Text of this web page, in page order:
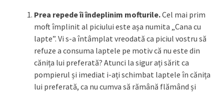
Prea repede îi îndeplinim mofturile.Cel mai prim
moft împlinit al piciului este așa numita „Cana cu
lapte”. Vi s-a întâmplat vreodată ca piciul vostru să
refuze a consuma laptele pe motiv că nu este din
cănița lui preferată? Atunci la sigur ați sărit ca
pompierul și imediat i-ați schimbat laptele în cănița
lui preferată, ca nu cumva să rămână flămând și